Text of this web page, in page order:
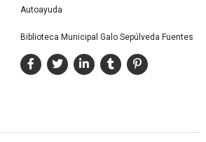
Autoayuda
Biblioteca Municipal Galo Sepúlveda Fuentes